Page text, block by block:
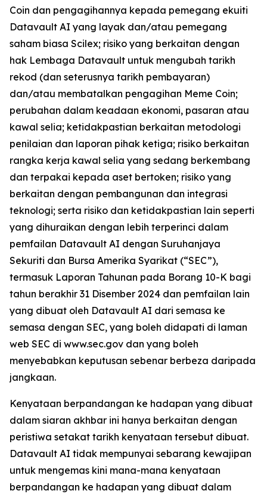
Coin dan pengagihannya kepada pemegang ekuiti
Datavault AI yang layak dan/atau pemegang
saham biasa Scilex; risiko yang berkaitan dengan
hak Lembaga Datavault untuk mengubah tarikh
rekod (dan seterusnya tarikh pembayaran)
dan/atau membatalkan pengagihan Meme Coin;
perubahan dalam keadaan ekonomi, pasaran atau
kawal selia; ketidakpastian berkaitan metodologi
penilaian dan laporan pihak ketiga; risiko berkaitan
rangka kerja kawal selia yang sedang berkembang
dan terpakai kepada aset bertoken; risiko yang
berkaitan dengan pembangunan dan integrasi
teknologi; serta risiko dan ketidakpastian lain seperti
yang dihuraikan dengan lebih terperinci dalam
pemfailan Datavault AI dengan Suruhanjaya
Sekuriti dan Bursa Amerika Syarikat (“SEC”),
termasuk Laporan Tahunan pada Borang 10-K bagi
tahun berakhir 31 Disember 2024 dan pemfailan lain
yang dibuat oleh Datavault AI dari semasa ke
semasa dengan SEC, yang boleh didapati di laman
web SEC di www.sec.gov dan yang boleh
menyebabkan keputusan sebenar berbeza daripada
jangkaan.
Kenyataan berpandangan ke hadapan yang dibuat
dalam siaran akhbar ini hanya berkaitan dengan
peristiwa setakat tarikh kenyataan tersebut dibuat.
Datavault AI tidak mempunyai sebarang kewajipan
untuk mengemas kini mana-mana kenyataan
berpandangan ke hadapan yang dibuat dalam